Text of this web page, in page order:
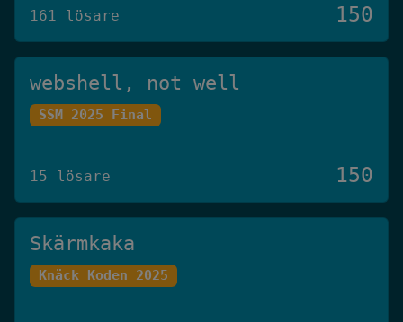
161 lösare 150
webshell, not well
SSM 2025 Final
15 lösare 150
Skärmkaka
Knäck Koden 2025